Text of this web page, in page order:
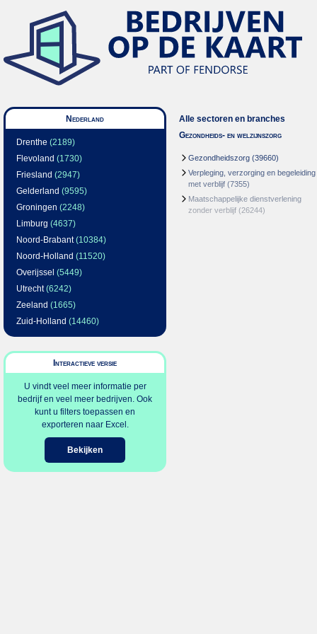
Nederland
Drenthe (2189)
Flevoland (1730)
Friesland (2947)
Gelderland (9595)
Groningen (2248)
Limburg (4637)
Noord-Brabant(10384)
Noord-Holland (11520)
Overijssel (5449)
Utrecht(6242)
Zeeland (1665)
Zuid-Holland (14460)
Interactieve versie
U vindt veel meer informatie per
bedrijf en veel meer bedrijven. Ook
kunt u filters toepassen en
exporteren naar Excel.
Bekijken
Alle sectoren en branches
Gezondheids- en welzijnszorg
Gezondheidszorg (39660)
Verpleging, verzorging en begeleiding
met verblijf (7355)
Maatschappelijke dienstverlening
zonder verblijf (26244)